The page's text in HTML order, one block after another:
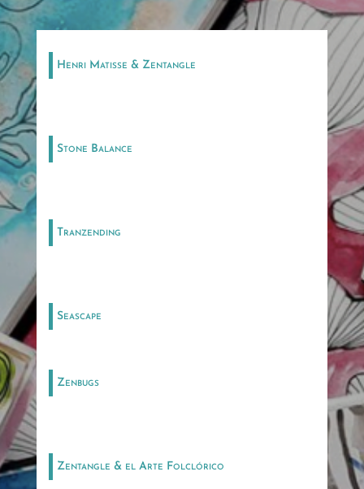
Henri Matisse & Zentangle
Stone Balance
Tranzending
Seascape
Zenbugs
Zentangle & el Arte Folclórico